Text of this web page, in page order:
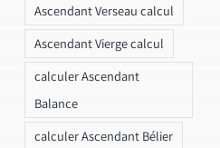
Ascendant Verseau calcul
Ascendant Vierge calcul
calculer Ascendant
Balance
calculer Ascendant Bélier